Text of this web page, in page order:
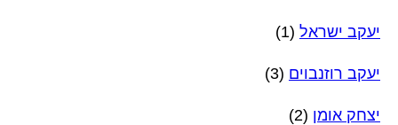
יעקב ישראל (1)
יעקב רוזנבוים (3)
יצחק אומן (2)